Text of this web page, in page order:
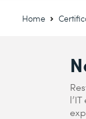
Home